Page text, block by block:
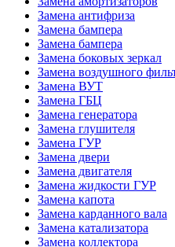
Замена антифриза
Замена бампера
Замена бампера
Замена боковых зеркал
Замена воздушного
Замена ВУТ
Замена ГБЦ
Замена генератора
Замена глушителя
Замена ГУР
Замена двери
Замена двигателя
Замена жидкости ГУР
Замена капота
Замена карданного вала
Замена катализатора
Замена коллектора